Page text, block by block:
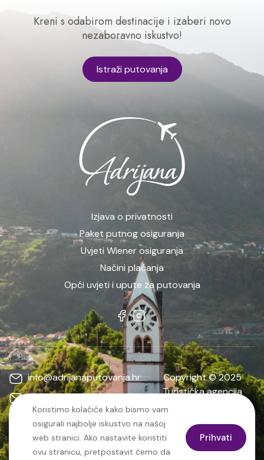
Kreni s odabirom destinacije i izaberi novo
nezaboravno iskustvo!
Istraži putovanja
Izjava o privatnosti
Paket putnog osiguranja
Uvjeti Wiener osiguranja
Načini plaćanja
Opći uvjeti i upute za putovanja
info@adrijanaputovanja.hr
d.matkovic@adrijanaputovanja.hr
+385 91
487 2244
Copyright © 2025
Turistička agencija
ADRIJANA | Sva prava
pridržana. | Web:
dev
Koristimo kolačiće kako bismo vam
osigurali najbolje iskustvo na našoj
web stranici. Ako nastavite koristiti
ovu stranicu, pretpostavit ćemo da
Prihvati